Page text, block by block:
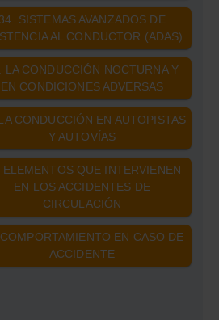
34. SISTEMAS AVANZADOS DE
AL CONDUCTOR (ADAS)
LA CONDUCCIÓN NOCTURNA Y
EN CONDICIONES ADVERSAS
CONDUCCIÓN EN AUTOPISTAS
Y AUTOVÍAS
ELEMENTOS QUE INTERVIENEN
EN LOS ACCIDENTES DE
CIRCULACIÓN
EN CASO DE
ACCIDENTE